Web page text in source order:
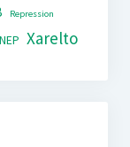
Repression
Xarelto